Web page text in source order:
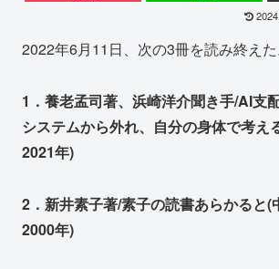
2022年6月11日、次の3冊を読み終えた
1．養老孟司著、浜崎洋介聞き手/AI支
システムから外れ、自分の身体で考え
2021年)
2．新井素子著/素子の読書あらかると(
2000年)